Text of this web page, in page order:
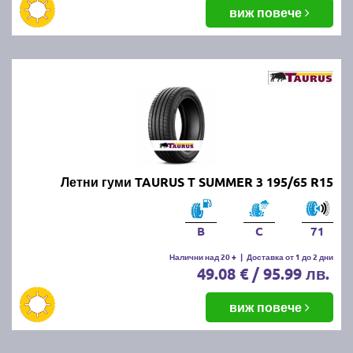
балансировка и реглаж на предния и задния мост.
Неравномерното износване може да е знак за
гуми.
Как да се грижим за летните
Проверявайте редовно налягането, дълбочината
на протектора и състоянието на гумите. Избягвайте
рязко спиране и агресивно шофиране, тъй като
това води до по-бързо износване. Почиствайте
гумите от кал и камъчета и ги проверявайте за
Как се съхраняват зимните и
летни гуми?
виж повече
Летни гуми TAURUS T SUMMER 3 195/65 R15
B C 71
Налични над 20 + | Доставка от 1 до 2 дни
49.08 € / 95.99 лв.
виж повече